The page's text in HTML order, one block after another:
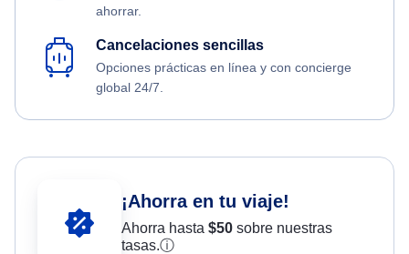
ahorrar.
Cancelaciones sencillas
Opciones prácticas en línea y con concierge
global 24/7.
¡Ahorra en tu viaje!
Ahorra hasta $50sobre nuestras
tasas.ⓘ